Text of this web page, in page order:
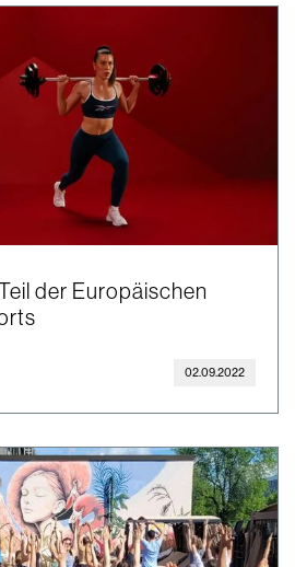
der Europäischen
02.09.2022